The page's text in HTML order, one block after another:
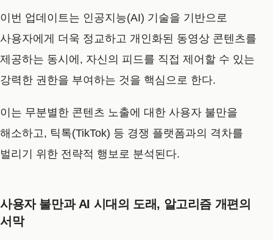
이번 업데이트는 인공지능(AI) 기술을 기반으로
사용자에게 더욱 정교하고 개인화된 동영상 콘텐츠를
제공하는 동시에, 자신의 피드를 직접 제어할 수 있는
강력한 권한을 부여하는 것을 핵심으로 한다.
이는 무분별한 콘텐츠 노출에 대한 사용자 불만을
해소하고, 틱톡(TikTok) 등 경쟁 플랫폼과의 격차를
벌리기 위한 전략적 행보로 분석된다.
사용자 불만과 AI 시대의 도래, 알고리즘 개편의
서막